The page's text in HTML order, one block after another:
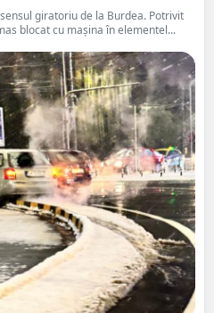
giratoriu de la Burdea. Potrivit
blocat cu mașina în elementel...